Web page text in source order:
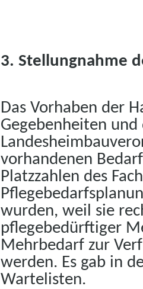
3. Stellungnahme
Das Vorhaben der
Gegebenheiten
vorhandenen
Platzzahlen des
wurden, weil sie
pflegebedürftiger
Mehrbedarf zur
werden. Es gab in
Wartelisten.